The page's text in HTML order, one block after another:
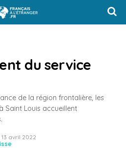
du service
de la région frontalière, les
Saint Louis accueillent
13 avril 2022